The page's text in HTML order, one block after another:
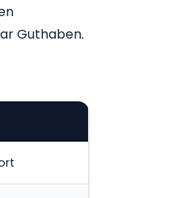
Guthaben.